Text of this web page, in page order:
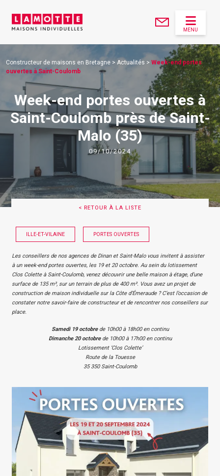
MENU
Constructeur de maisons en Bretagne > Actualités > Week-end portes
ouvertes à Saint-Coulomb
Week-end portes ouvertes à
Saint-Coulomb près de Saint-
Malo (35)
09/10/2024
< RETOUR À LA LISTE
ILLE-ET-VILAINE PORTES OUVERTES
Les conseillers de nos agences de Dinan et Saint-Malo vous invitent à assister
à un week-end portes ouvertes, les 19 et 20 octobre. Au sein du lotissement
Clos Colette à Saint-Coulomb, venez découvrir une belle maison à étage, d’une
surface de 135 m², sur un terrain de plus de 400 m². Vous avez un projet de
construction de maison individuelle sur la Côte d’Émeraude ? C’est l’occasion de
constater notre savoir-faire de constructeur et de rencontrer nos conseillers sur
place.
Samedi 19 octobre de 10h00 à 18h00 en continu
Dimanche 20 octobrede 10h00 à 17h00 en continu
Lotissement ‘Clos Colette’
Route de la Touesse
35 350 Saint-Coulomb